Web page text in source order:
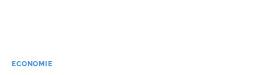
ECONOMIE